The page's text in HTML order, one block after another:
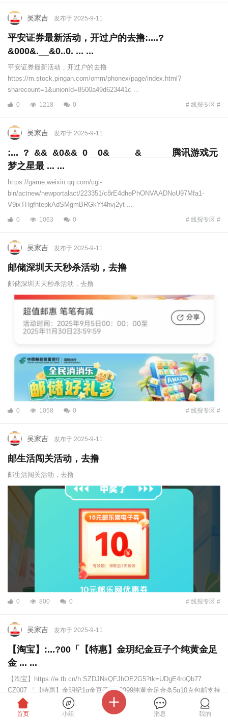
吴家吉 发布于 2025-9-11
平安证券最新活动，开过户的去撸:....?
&000&.__&0..0. ... ...
平安证券最新活动，开过户的去撸
https://m.stock.pingan.com/omm/phonex/page/index.html?
sharecount=1&unionId=8500a49d623441c ...
0 1218 0 # 线报专区 #
吴家吉 发布于 2025-9-11
:..._?_&&_&0&&_0__0&_____&______腾讯游戏元
梦之星最 ... ...
https://game.weixin.qq.com/cgi-
bin/actnew/newportalact/223351/c8rE4dhePhONVAADNoU97Mfa1-
V9ixTHgfhtepkAdSMgmBRGkYf4hvj2yt ...
0 1063 0 # 线报专区 #
吴家吉 发布于 2025-9-11
邮储深圳天天秒杀活动，去撸
邮储深圳天天秒杀活动，去撸
0 1058 0 # 线报专区 #
吴家吉 发布于 2025-9-11
邮生活闯关活动，去撸
邮生活闯关活动，去撸
0 800 0 # 线报专区 #
吴家吉 发布于 2025-9-11
【淘宝】:...?00「【特惠】金玥纪金豆子个纯黄金足
金 ... ...
【淘宝】https://e.tb.cn/h.SZDJNsQFJhOE2G5?tk=UDgE4roQb77
CZ007 「【特惠】金玥纪1g金豆子4个9999纯黄金足金条5g10克包邮支持
首页 小组 消息 我的